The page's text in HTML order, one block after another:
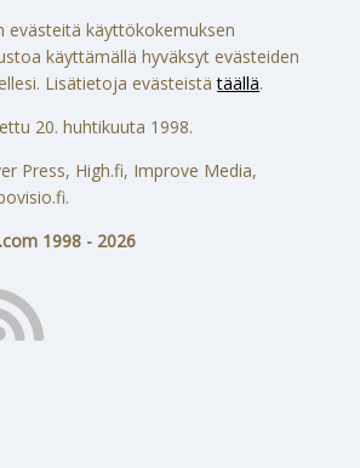
evästeitä käyttökokemuksen
käyttämällä hyväksyt evästeiden
Lisätietoja evästeistätäällä.
20. huhtikuuta 1998.
Press, High.fi, Improve Media,
1998 - 2026